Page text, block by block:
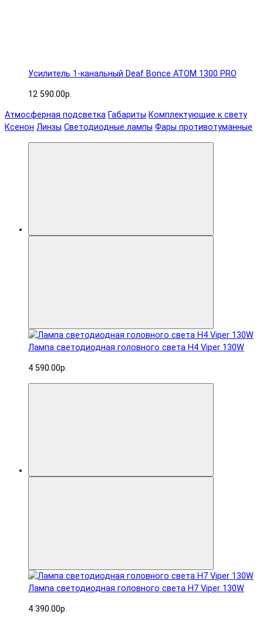
Усилитель 1-канальный Deaf Bonce ATOM 1300 PRO
12 590.00р.
Атмосферная подсветка Габариты Комплектующие к свету
Ксенон Линзы Светодиодные лампы Фары противотуманные
Лампа светодиодная головного света H4 Viper 130W
4 590.00р.
Лампа светодиодная головного света H7 Viper 130W
4 390.00р.